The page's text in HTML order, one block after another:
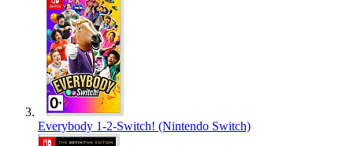
Everybody 1-2-Switch! (Nintendo Switch)